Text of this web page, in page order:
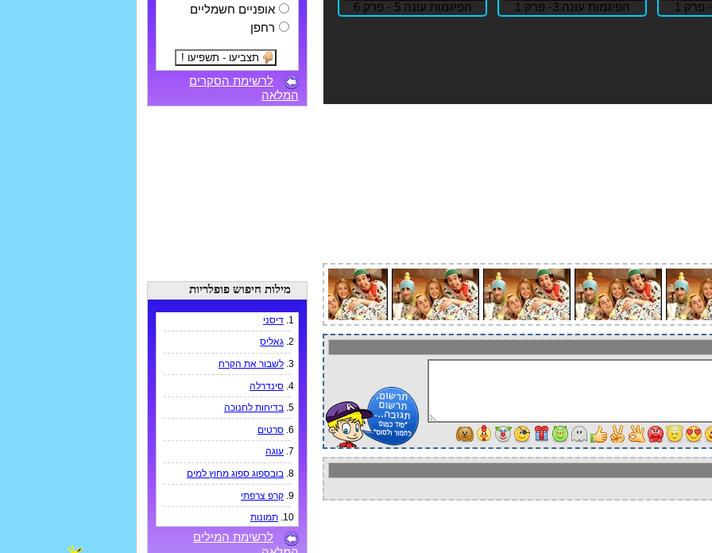
הפיגמות עונה 3- פרק 1 הפיגמות עונה 5 - פרק 6
אופניים חשמליים
רחפן
לרשימת הסקרים
המלאה
מילות חיפוש פופלריות
1. דיסני
2. גאליס
3. לשבור את הקרח
4. סינדרלה
5. בדיחות לחנוכה
6. סרטים
7. עוגה
8. בובספוג ספוג מחוץ למים
9. קרפ צרפתי
10. תמונות
לרשימת המילים